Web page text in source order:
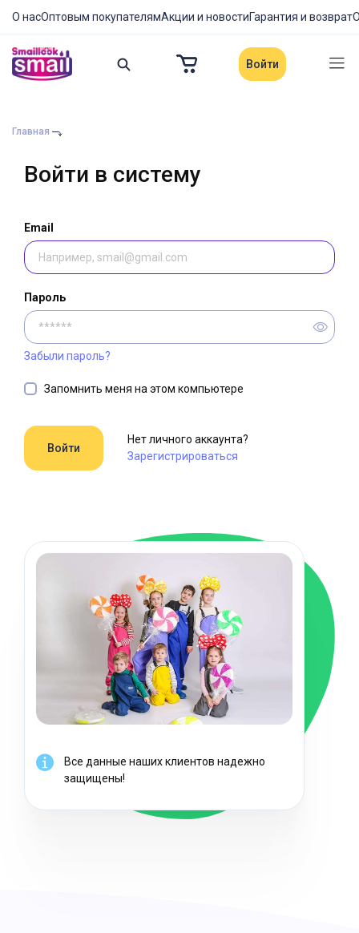
О насОптовым покупателямАкции и новостиГарантия и возврат
Войти
Главная
Войти в систему
Email
Пароль
Забыли пароль?
Запомнить меня на этом компьютере
Нет личного аккаунта?
Зарегистрироваться
Все данные наших клиентов надежно
защищены!